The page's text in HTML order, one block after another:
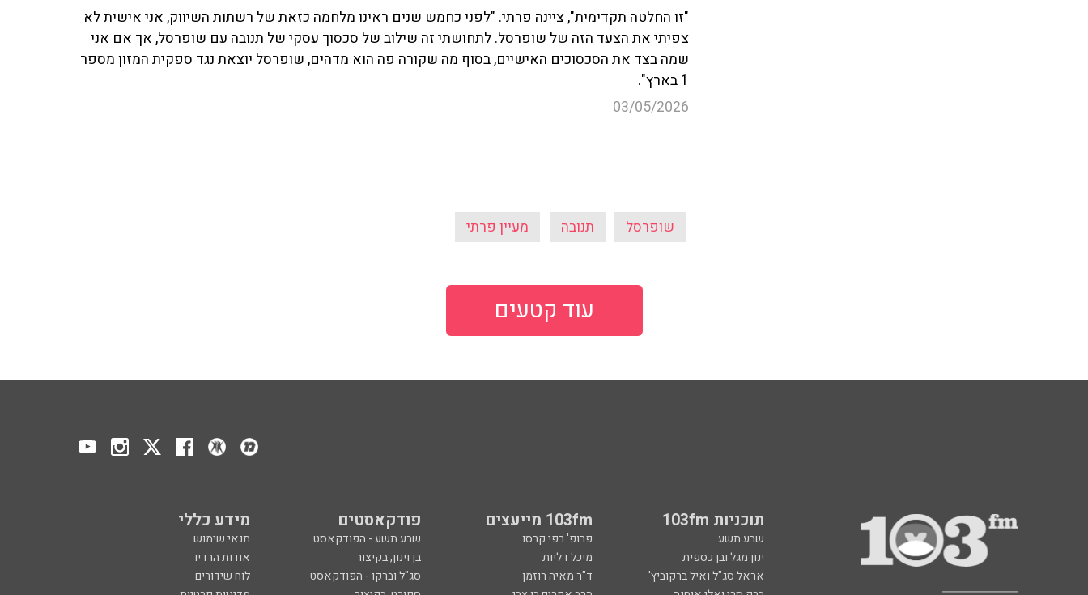
"זו החלטה תקדימית", ציינה פרתי. "לפני כחמש שנים ראינו מלחמה כזאת של רשתות השיווק, אני אישית לא
צפיתי את הצעד הזה של שופרסל. לתחושתי זה שילוב של סכסוך עסקי של תנובה עם שופרסל, אך אם אני
שמה בצד את הסכסוכים האישיים, בסוף מה שקורה פה הוא מדהים, שופרסל יוצאת נגד ספקית המזון מספר
1 בארץ".
03/05/2026
שופרסל תנובה מעיין פרתי
עוד קטעים
תוכניות 103fm 103fm מייעצים פודקאסטים מידע כללי
שבע תשע פרופ' רפי קרסו שבע תשע - הפודקאסט
תנאי שימוש
ינון מגל ובן כספית
מיכל דליות בן וינון, בקיצור
אודות הרדיו
אראל סג"ל ואיל ברקוביץ'
ד"ר מאיה רוזמן סג"ל וברקו - הפודקאסט
לוח שידורים